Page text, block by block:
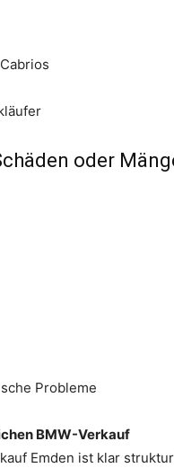
oder
Probleme
BMW-Verkauf
Emden ist klar